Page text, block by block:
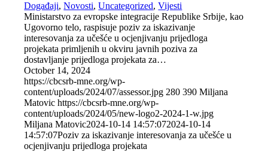
Događaji,Novosti,Uncategorized,Vijesti
Ministarstvo za evropske integracije Republike Srbije, kao
Ugovorno telo, raspisuje poziv za iskazivanje
interesovanja za učešće u ocjenjivanju prijedloga
projekata primljenih u okviru javnih poziva za
dostavljanje prijedloga projekata za…
October 14, 2024
https://cbcsrb-mne.org/wp-
content/uploads/2024/07/assessor.jpg 280 390 Miljana
Matovic https://cbcsrb-mne.org/wp-
content/uploads/2024/05/new-logo2-2024-1-w.jpg
Miljana Matovic2024-10-14 14:57:072024-10-14
14:57:07Poziv za iskazivanje interesovanja za učešće u
ocjenjivanju prijedloga projekata